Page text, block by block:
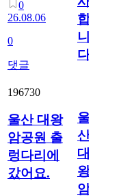
0
26.08.06
0
댓글
합
니
다
196730
울산 대왕
암공원 출
렁다리에
갔어요.
울
산
대
왕
암